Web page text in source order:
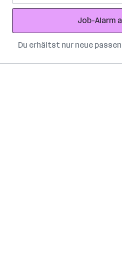
Adresse
Job-Alarm
Du erhältst nur neue